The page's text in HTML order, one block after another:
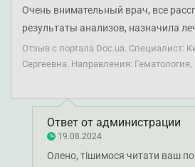
Очень внимательный врач, все
результаты анализов, назначила
консультацией и приемом. Спасибо!
Отзыв с портала Doc.ua. Специалист:
Сергеевна. Направления:
Ответ от администрации
19.08.2024
Олено, тішимося читати ваш